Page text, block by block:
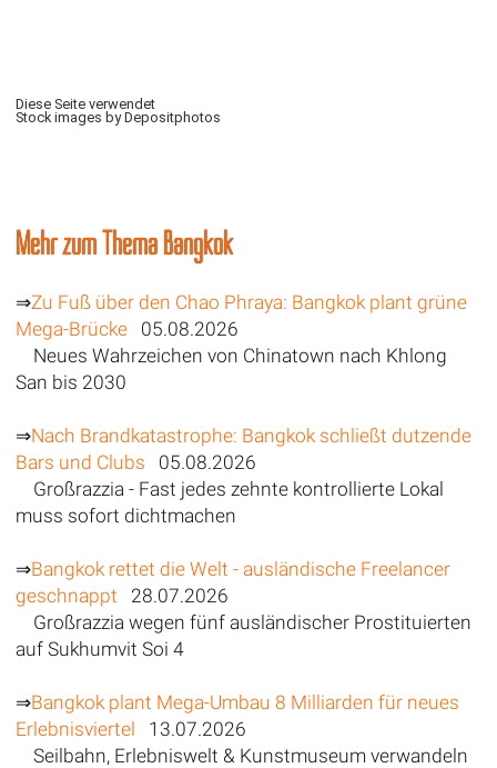
Diese Seite verwendet
Stock images by Depositphotos
Mehr zum Thema Bangkok
⇒Zu Fuß über den Chao Phraya: Bangkok plant grüne
Mega-Brücke05.08.2026
Neues Wahrzeichen von Chinatown nach Khlong
San bis 2030
⇒Nach Brandkatastrophe: Bangkok schließt dutzende
Bars und Clubs 05.08.2026
Großrazzia - Fast jedes zehnte kontrollierte Lokal
muss sofort dichtmachen
⇒Bangkok rettet die Welt - ausländische Freelancer
geschnappt 28.07.2026
Großrazzia wegen fünf ausländischer Prostituierten
auf Sukhumvit Soi 4
⇒Bangkok plant Mega-Umbau 8 Milliarden für neues
Erlebnisviertel 13.07.2026
Seilbahn, Erlebniswelt & Kunstmuseum verwandeln